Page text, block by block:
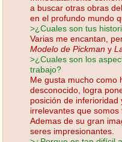
a buscar otras obras
en el profundo mundo
>¿Cuales son tus
Varias me encantan,
Modelo de Pickman y
>¿Cuales son los
trabajo?
Me gusta mucho como
desconocido, logra
posición de
irrelevantes que somos
Ademas de su gran
seres impresionantes.